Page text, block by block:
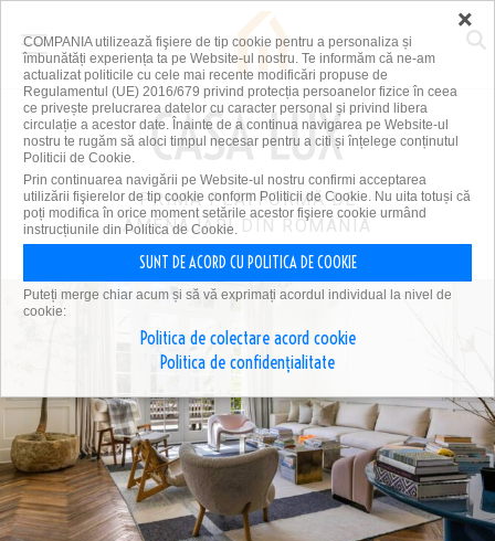
PRIMA PLATFORMĂ DE
AMENAJĂRI DIN ROMÂNIA
×
COMPANIA utilizează fişiere de tip cookie pentru a personaliza și
îmbunătăți experiența ta pe Website-ul nostru. Te informăm că ne-am
actualizat politicile cu cele mai recente modificări propuse de
Regulamentul (UE) 2016/679 privind protecția persoanelor fizice în ceea
ce privește prelucrarea datelor cu caracter personal și privind libera
circulație a acestor date. Înainte de a continua navigarea pe Website-ul
nostru te rugăm să aloci timpul necesar pentru a citi și înțelege conținutul
Politicii de Cookie.
Prin continuarea navigării pe Website-ul nostru confirmi acceptarea
utilizării fişierelor de tip cookie conform Politicii de Cookie. Nu uita totuși că
poți modifica în orice moment setările acestor fişiere cookie urmând
instrucțiunile din Politica de Cookie.
SUNT DE ACORD CU POLITICA DE COOKIE
Puteți merge chiar acum și să vă exprimați acordul individual la nivel de
cookie:
Politica de colectare acord cookie
Politica de confidențialitate